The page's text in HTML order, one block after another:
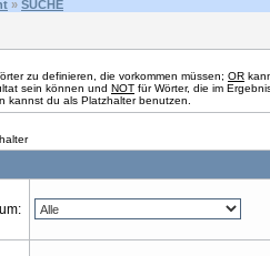
» SUCHE
zu definieren, die vorkommen müssen; OR
sein können und NOT für Wörter, die im
kannst du als Platzhalter benutzen.